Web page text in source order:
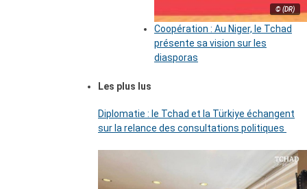
© (DR)
Coopération : Au Niger, le Tchad
présente sa vision sur les
diasporas
Les plus lus
Diplomatie : le Tchad et la Türkiye échangent
sur la relance des consultations politiques